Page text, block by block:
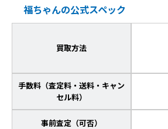
福ちゃんの公式スペック
買取方法
手数料（査定料・送料・キャン
セル料）
事前査定（可否）